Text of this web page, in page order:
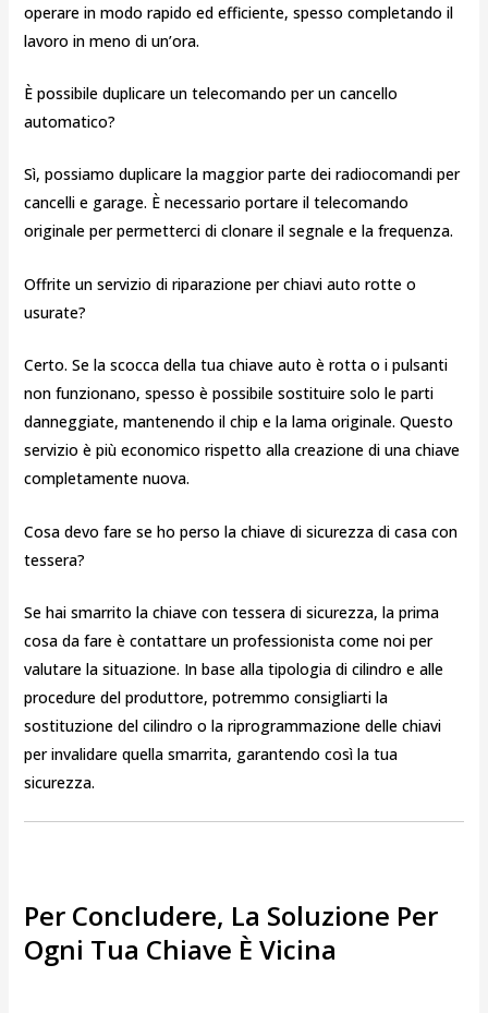
operare in modo rapido ed efficiente, spesso completando il
lavoro in meno di un’ora.
È possibile duplicare un telecomando per un cancello
automatico?
Sì, possiamo duplicare la maggior parte dei radiocomandi per
cancelli e garage. È necessario portare il telecomando
originale per permetterci di clonare il segnale e la frequenza.
Offrite un servizio di riparazione per chiavi auto rotte o
usurate?
Certo. Se la scocca della tua chiave auto è rotta o i pulsanti
non funzionano, spesso è possibile sostituire solo le parti
danneggiate, mantenendo il chip e la lama originale. Questo
servizio è più economico rispetto alla creazione di una chiave
completamente nuova.
Cosa devo fare se ho perso la chiave di sicurezza di casa con
tessera?
Se hai smarrito la chiave con tessera di sicurezza, la prima
cosa da fare è contattare un professionista come noi per
valutare la situazione. In base alla tipologia di cilindro e alle
procedure del produttore, potremmo consigliarti la
sostituzione del cilindro o la riprogrammazione delle chiavi
per invalidare quella smarrita, garantendo così la tua
sicurezza.
Per Concludere, La Soluzione Per
Ogni Tua Chiave È Vicina